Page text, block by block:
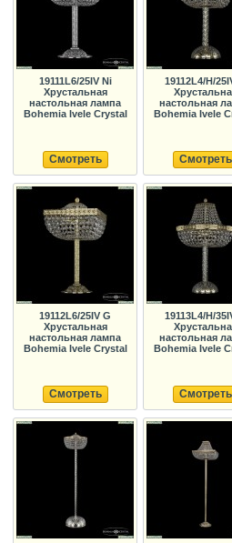
19111L6/25IV Ni
Хрустальная
настольная лампа
Bohemia Ivele Crystal
Смотреть
19112L4/H/
настольная
Bohemia Ivele
Смотреть
19112L6/25IV G
Хрустальная
настольная лампа
Bohemia Ivele Crystal
Смотреть
19113L4/H/
настольная
Bohemia Ivele
Смотреть